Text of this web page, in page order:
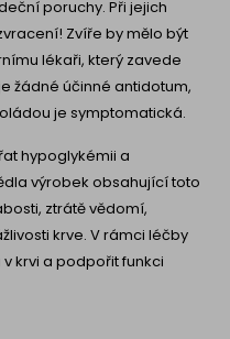
poruchy. Při jejich
Zvíře by mělo být
lékaři, který zavede
žádné účinné antidotum,
je symptomatická.
hypoglykémii a
výrobek obsahující toto
ztrátě vědomí,
krve. V rámci léčby
krvi a podpořit funkci